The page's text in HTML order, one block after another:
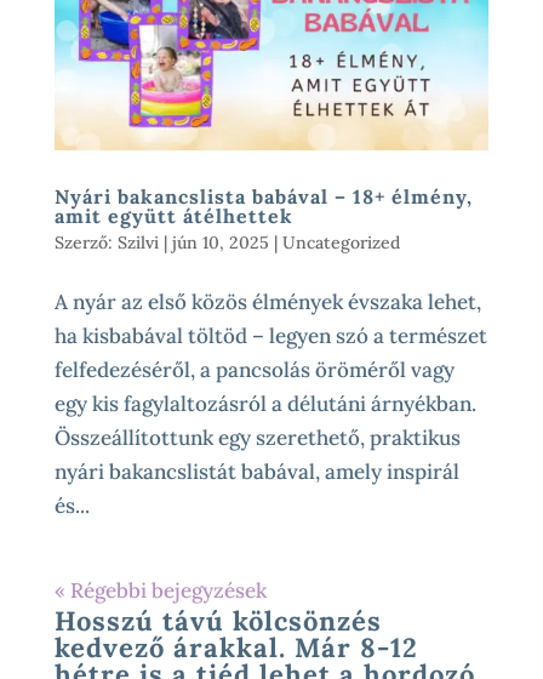
Nyári bakancslista babával – 18+ élmény,
amit együtt átélhettek
Szerző: Szilvi| jún 10, 2025 | Uncategorized
A nyár az első közös élmények évszaka lehet,
ha kisbabával töltöd – legyen szó a természet
felfedezéséről, a pancsolás öröméről vagy
egy kis fagylaltozásról a délutáni árnyékban.
Összeállítottunk egy szerethető, praktikus
nyári bakancslistát babával, amely inspirál
és...
« Régebbi bejegyzések
Hosszú távú kölcsönzés
kedvező árakkal. Már 8-12